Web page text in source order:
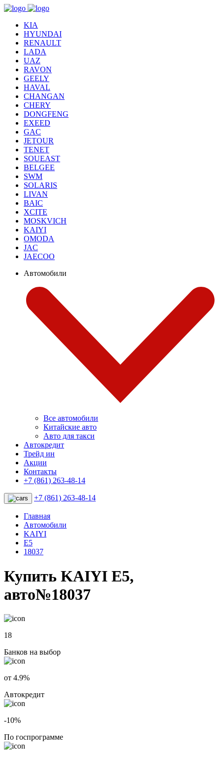
KIA
HYUNDAI
RENAULT
LADA
UAZ
RAVON
GEELY
HAVAL
CHANGAN
CHERY
DONGFENG
EXEED
GAC
JETOUR
TENET
SOUEAST
BELGEE
SWM
SOLARIS
LIVAN
BAIC
XCITE
MOSKVICH
KAIYI
OMODA
JAC
JAECOO
Автомобили
Все автомобили
Китайские авто
Авто для такси
Автокредит
Трейд ин
Акции
Контакты
+7 (861) 263-48-14
+7 (861) 263-48-14
Главная
Автомобили
KAIYI
E5
18037
Купить KAIYI E5,
авто№18037
18
Банков на выбор
от 4.9%
Автокредит
-10%
По госпрограмме